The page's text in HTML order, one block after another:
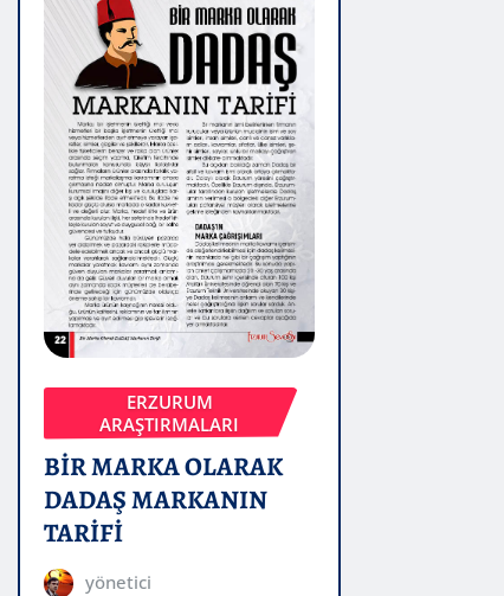
ERZURUM
ARAŞTIRMALARI
BİR MARKA OLARAK
DADAŞ MARKANIN
TARİFİ
yönetici